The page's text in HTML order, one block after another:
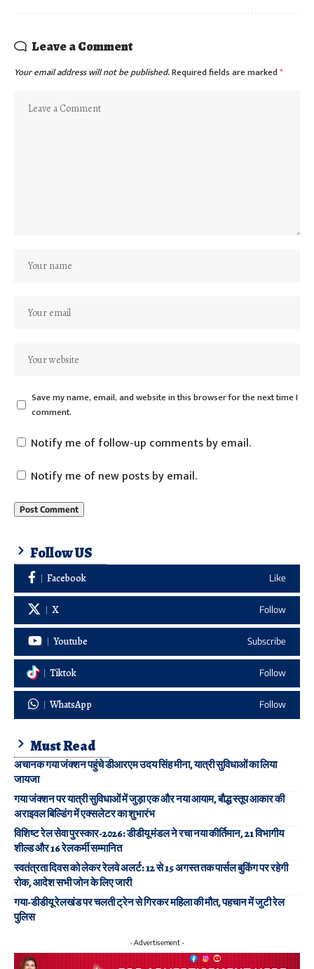
Leave a Comment
Your email address will not be published.Required fields are marked*
Save my name, email, and website in this browser for the next time I
comment.
Notify me of follow-up comments by email.
Notify me of new posts by email.
Follow US
Facebook Like
X Follow
Youtube Subscribe
Tiktok Follow
WhatsApp Follow
Must Read
अचानक गया जंक्शन पहुंचे डीआरएम उदय सिंह मीना, यात्री सुविधाओं का लिया
जायजा
गया जंक्शन पर यात्री सुविधाओं में जुड़ा एक और नया आयाम, बौद्ध स्तूप आकार की
अराइवल बिल्डिंग में एक्सलेटर का शुभारंभ
विशिष्ट रेल सेवा पुरस्कार-2026: डीडीयू मंडल ने रचा नया कीर्तिमान, 21 विभागीय
शील्ड और 16 रेलकर्मी सम्मानित
स्वतंत्रता दिवस को लेकर रेलवे अलर्ट: 12 से 15 अगस्त तक पार्सल बुकिंग पर रहेगी
रोक, आदेश सभी जोन के लिए जारी
गया-डीडीयू रेलखंड पर चलती ट्रेन से गिरकर महिला की मौत, पहचान में जुटी रेल
पुलिस
- Advertisement -